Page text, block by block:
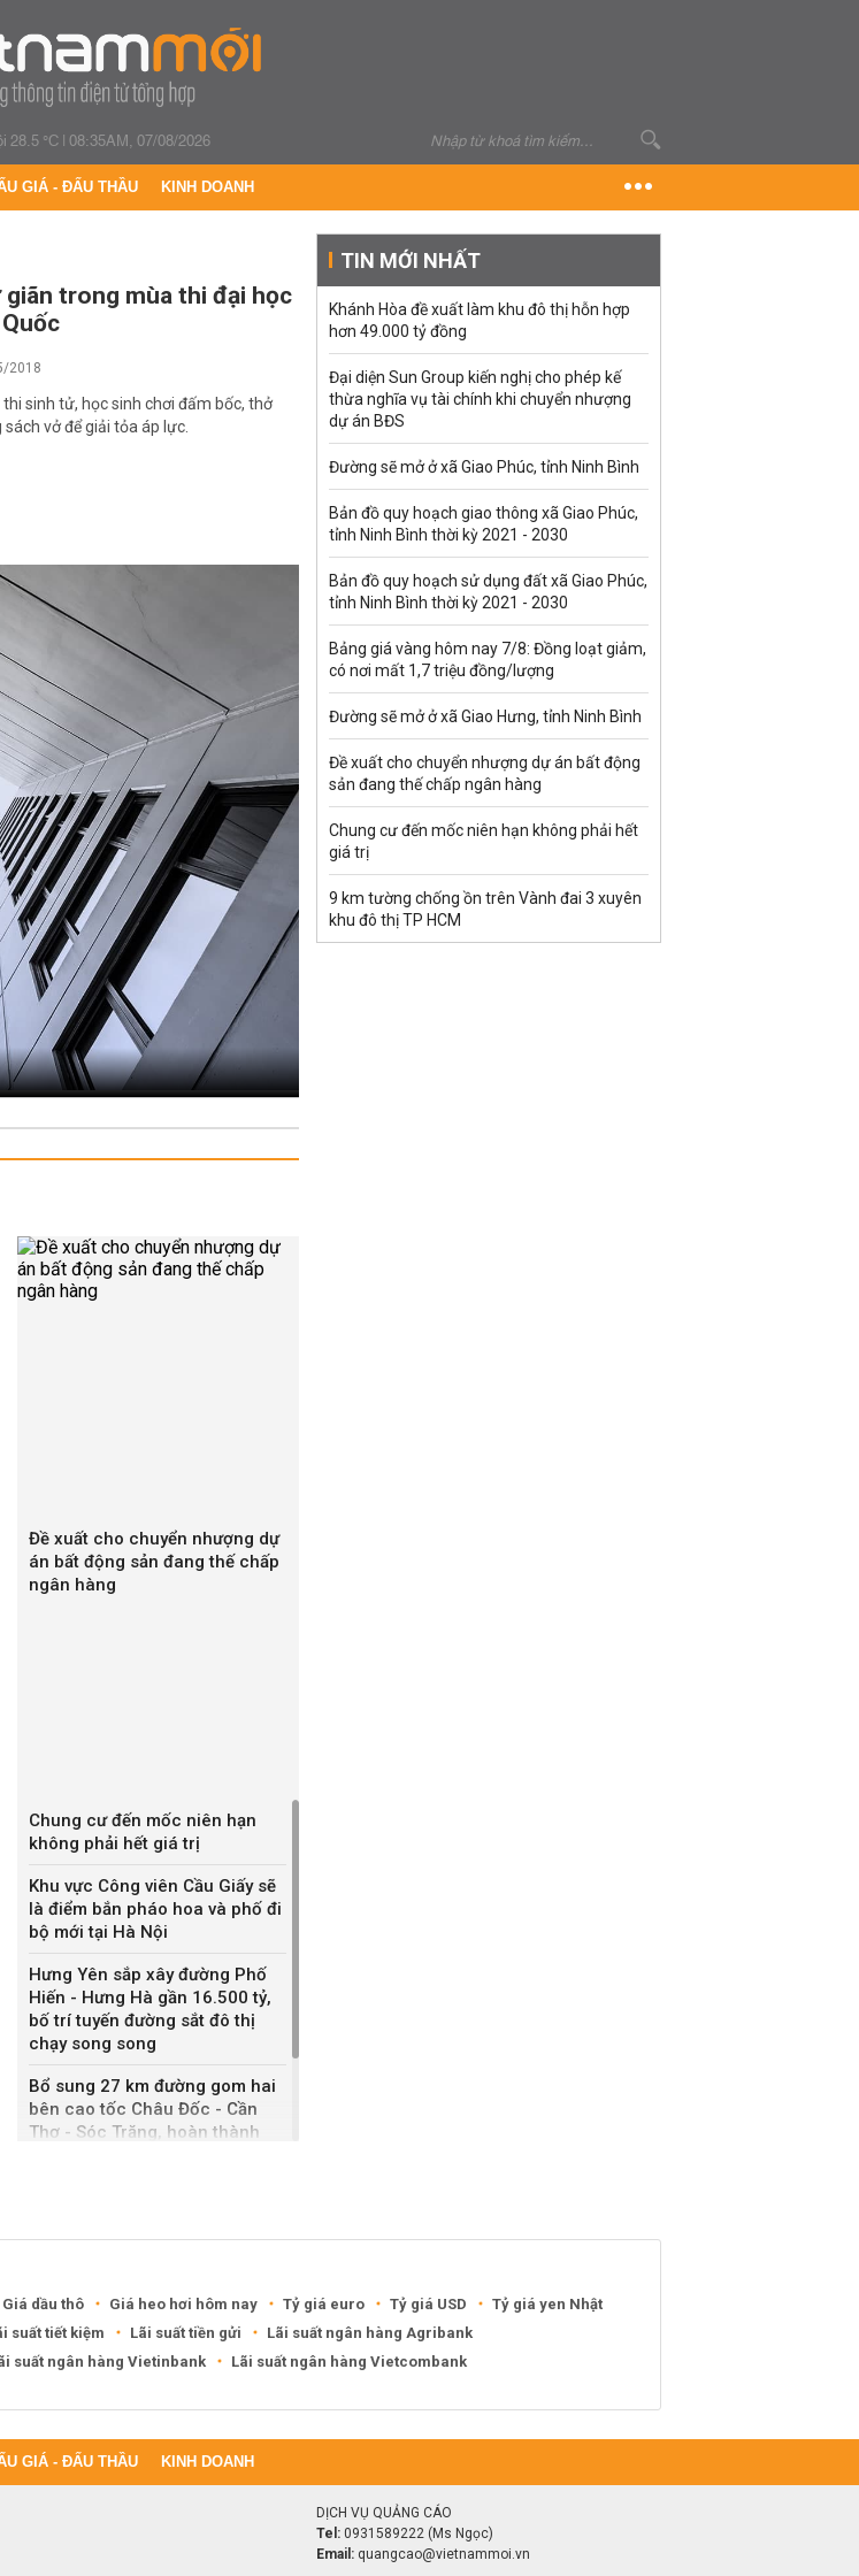
28.5 °C|08:35AM, 07/08/2026
GIÁ - ĐẤU THẦU KINH DOANH
trong mùa thi đại học
2018
sinh tử, học sinh chơi đấm bốc, thở
vở để giải tỏa áp lực.
Đề xuất cho chuyển nhượng dự
án bất động sản đang thế chấp
ngân hàng
Chung cư đến mốc niên hạn
không phải hết giá trị
Khu vực Công viên Cầu Giấy sẽ
là điểm bắn pháo hoa và phố đi
bộ mới tại Hà Nội
Hưng Yên sắp xây đường Phố
Hiến - Hưng Hà gần 16.500 tỷ,
bố trí tuyến đường sắt đô thị
chạy song song
Bổ sung 27 km đường gom hai
bên cao tốc Châu Đốc - Cần
Thơ - Sóc Trăng, hoàn thành
TIN MỚI NHẤT
Khánh Hòa đề xuất làm khu đô thị hỗn hợp
hơn 49.000 tỷ đồng
Đại diện Sun Group kiến nghị cho phép kế
thừa nghĩa vụ tài chính khi chuyển nhượng
dự án BĐS
Đường sẽ mở ở xã Giao Phúc, tỉnh Ninh Bình
Bản đồ quy hoạch giao thông xã Giao Phúc,
tỉnh Ninh Bình thời kỳ 2021 - 2030
Bản đồ quy hoạch sử dụng đất xã Giao Phúc,
tỉnh Ninh Bình thời kỳ 2021 - 2030
Bảng giá vàng hôm nay 7/8: Đồng loạt giảm,
có nơi mất 1,7 triệu đồng/lượng
Đường sẽ mở ở xã Giao Hưng, tỉnh Ninh Bình
Đề xuất cho chuyển nhượng dự án bất động
sản đang thế chấp ngân hàng
Chung cư đến mốc niên hạn không phải hết
giá trị
9 km tường chống ồn trên Vành đai 3 xuyên
khu đô thị TP HCM
Giá dầu thô Giá heo hơi hôm nay Tỷ giá euro Tỷ giá USD
Tỷ giá yen Nhật
suất tiết kiệm Lãi suất tiền gửi
Lãi suất ngân hàng Agribank
suất ngân hàng Vietinbank Lãi suất ngân hàng Vietcombank
GIÁ - ĐẤU THẦU KINH DOANH
DỊCH VỤ QUẢNG CÁO
Tel: 0931589222 (Ms Ngọc)
Email: quangcao@vietnammoi.vn